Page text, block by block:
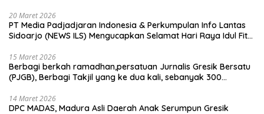
20 Maret 2026
PT Media Padjadjaran Indonesia & Perkumpulan Info Lantas
Sidoarjo (NEWS ILS) Mengucapkan Selamat Hari Raya Idul Fitri
15 Maret 2026
Berbagi berkah ramadhan,persatuan Jurnalis Gresik Bersatu
(PJGB), Berbagi Takjil yang ke dua kali, sebanyak 300
14 Maret 2026
DPC MADAS, Madura Asli Daerah Anak Serumpun Gresik